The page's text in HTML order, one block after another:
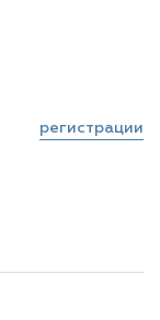
регистрации